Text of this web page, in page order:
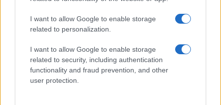
I want to allow Google to enable storage
related to personalization.
I want to allow Google to enable storage
related to security, including authentication
functionality and fraud prevention, and other
user protection.
colpite e i motivi
Terminal bus di Campobasso: inaugurata la struttura
riqualificata